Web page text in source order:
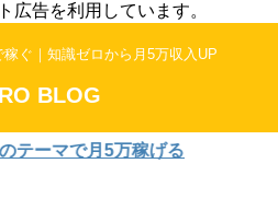
広告を利用しています。
ぐ｜知識ゼロから月5万収入UP
BLOG
マで月5万稼げる